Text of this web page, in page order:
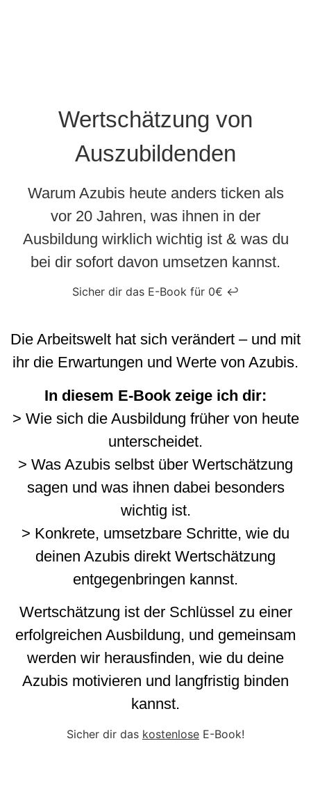
Wertschätzung von
Auszubildenden
Warum Azubis heute anders ticken als
vor 20 Jahren, was ihnen in der
Ausbildung wirklich wichtig ist & was du
bei dir sofort davon umsetzen kannst.
Sicher dir das E-Book für 0€ ↩️
Die Arbeitswelt hat sich verändert – und mit
ihr die Erwartungen und Werte von Azubis.
In diesem E-Book zeige ich dir:
> Wie sich die Ausbildung früher von heute
unterscheidet.
> Was Azubis selbst über Wertschätzung
sagen und was ihnen dabei besonders
wichtig ist.
> Konkrete, umsetzbare Schritte, wie du
deinen Azubis direkt Wertschätzung
entgegenbringen kannst.
Wertschätzung ist der Schlüssel zu einer
erfolgreichen Ausbildung, und gemeinsam
werden wir herausfinden, wie du deine
Azubis motivieren und langfristig binden
kannst.
Sicher dir das kostenlose E-Book!